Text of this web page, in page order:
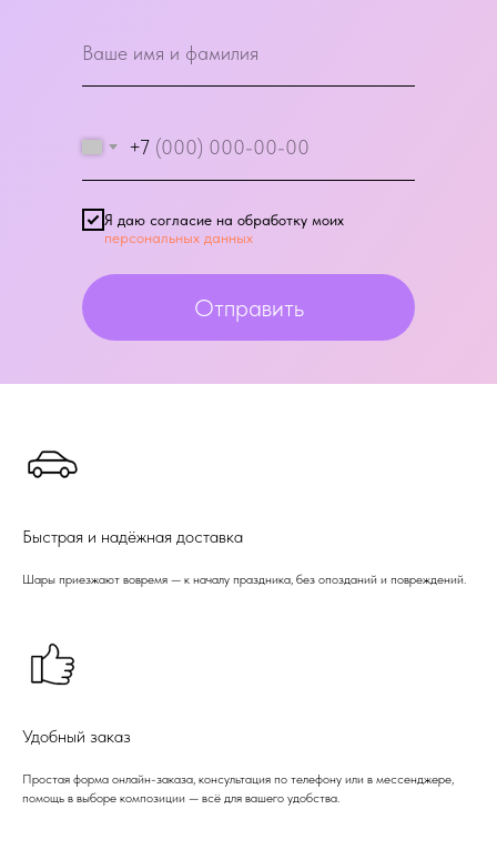
+7
Я даю согласие на обработку моих
персональных данных
Отправить
Быстрая и надёжная доставка
Шары приезжают вовремя — к началу праздника, без опозданий и повреждений.
Удобный заказ
Простая форма онлайн-заказа, консультация по телефону или в мессенджере,
помощь в выборе композиции — всё для вашего удобства.